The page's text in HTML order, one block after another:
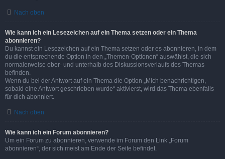
Nach oben
Wie kann ich ein Lesezeichen auf ein Thema setzen oder ein Thema
abonnieren?
Du kannst ein Lesezeichen auf ein Thema setzen oder es abonnieren, in dem
du die entsprechende Option in den „Themen-Optionen“ auswählst, die sich
normalerweise ober- und unterhalb des Diskussionsverlaufs des Themas
befinden.
Wenn du bei der Antwort auf ein Thema die Option „Mich benachrichtigen,
sobald eine Antwort geschrieben wurde“ aktivierst, wird das Thema ebenfalls
für dich abonniert.
Nach oben
Wie kann ich ein Forum abonnieren?
Um ein Forum zu abonnieren, verwende im Forum den Link „Forum
abonnieren“, der sich meist am Ende der Seite befindet.